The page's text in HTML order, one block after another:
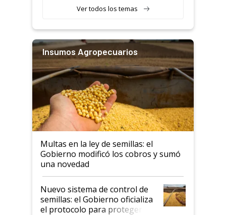
Ver todos los temas
Insumos Agropecuarios
Multas en la ley de semillas: el
Gobierno modificó los cobros y sumó
una novedad
Nuevo sistema de control de
semillas: el Gobierno oficializa
el protocolo para proteger la